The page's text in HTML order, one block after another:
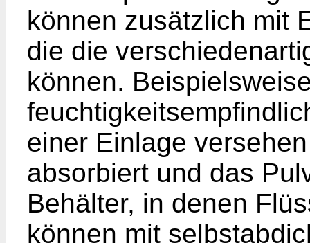
können zusätzlich mit
die die
können.
einer Einlage
absorbiert und das
Behälter, in denen
können mit